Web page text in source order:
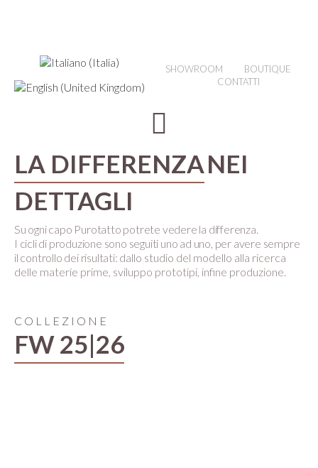
SHOWROOM
BOUTIQUE
CONTATTI
LA DIFFERENZANEI
DETTAGLI
Su ogni capo Purotatto potrete vedere la differenza.
I cicli di produzione sono seguiti uno ad uno, per avere sempre
il controllo dei risultati: dallo studio del modello alla ricerca
delle materie prime, sviluppo prototipi, infine produzione.
COLLEZIONE
FW 25|26